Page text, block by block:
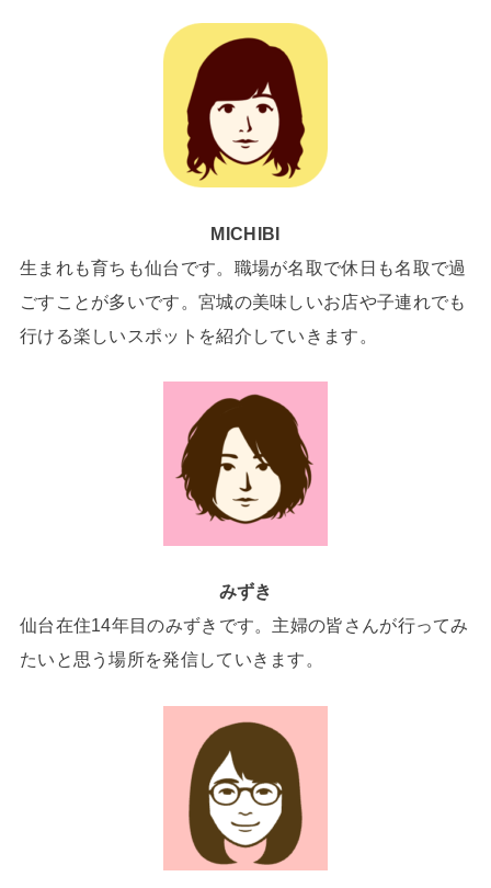
MICHIBI
生まれも育ちも仙台です。職場が名取で休日も名取で過
ごすことが多いです。宮城の美味しいお店や子連れでも
行ける楽しいスポットを紹介していきます。
みずき
仙台在住14年目のみずきです。主婦の皆さんが行ってみ
たいと思う場所を発信していきます。